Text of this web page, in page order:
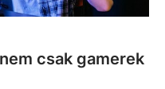
csak gamerek